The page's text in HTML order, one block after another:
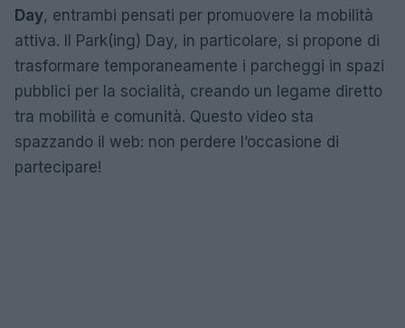
Day, entrambi pensati per promuovere la mobilità
attiva. Il Park(ing) Day, in particolare, si propone di
trasformare temporaneamente i parcheggi in spazi
pubblici per la socialità, creando un legame diretto
tra mobilità e comunità. Questo video sta
spazzando il web: non perdere l’occasione di
partecipare!